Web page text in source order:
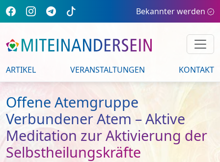
Bekannter werden
ARTIKEL VERANSTALTUNGEN KONTAKT
Offene Atemgruppe
Verbundener Atem – Aktive
Meditation zur Aktivierung der
Selbstheilungskräfte